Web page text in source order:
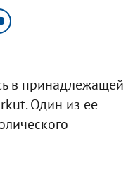
в принадлежащей
Один из ее